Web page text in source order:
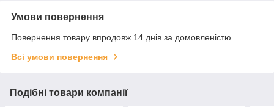
Умови повернення
Повернення товару впродовж 14 днів за домовленістю
Всі умови повернення
Подібні товари компанії